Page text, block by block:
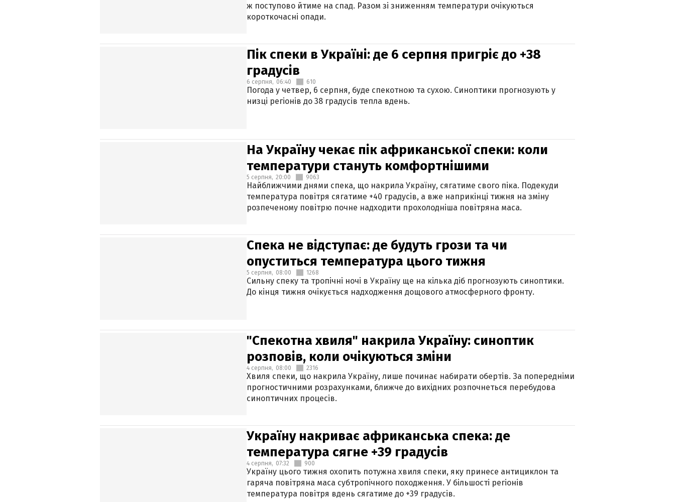
ж поступово йтиме на спад. Разом зі зниженням температури очікуються
короткочасні опади.
Пік спеки в Україні: де 6 серпня пригріє до +38
градусів
6 серпня, 06:40 610
Погода у четвер, 6 серпня, буде спекотною та сухою. Синоптики прогнозують у
низці регіонів до 38 градусів тепла вдень.
На Україну чекає пік африканської спеки: коли
температури стануть комфортнішими
5 серпня, 20:00 9063
Найближчими днями спека, що накрила Україну, сягатиме свого піка. Подекуди
температура повітря сягатиме +40 градусів, а вже наприкінці тижня на зміну
розпеченому повітрю почне надходити прохолодніша повітряна маса.
Спека не відступає: де будуть грози та чи
опуститься температура цього тижня
5 серпня, 08:00 1268
Сильну спеку та тропічні ночі в Україну ще на кілька діб прогнозують синоптики.
До кінця тижня очікується надходження дощового атмосферного фронту.
"Спекотна хвиля" накрила Україну: синоптик
розповів, коли очікуються зміни
4 серпня, 08:00 2316
Хвиля спеки, що накрила Україну, лише починає набирати обертів. За попередніми
прогностичними розрахунками, ближче до вихідних розпочнеться перебудова
синоптичних процесів.
Україну накриває африканська спека: де
температура сягне +39 градусів
4 серпня, 07:32 900
Україну цього тижня охопить потужна хвиля спеки, яку принесе антициклон та
гаряча повітряна маса субтропічного походження. У більшості регіонів
температура повітря вдень сягатиме до +39 градусів.